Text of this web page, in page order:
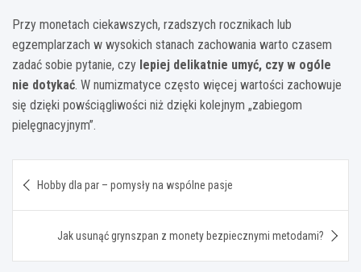
Przy monetach ciekawszych, rzadszych rocznikach lub
egzemplarzach w wysokich stanach zachowania warto czasem
zadać sobie pytanie, czy lepiej delikatnie umyć, czy w ogóle
nie dotykać. W numizmatyce często więcej wartości zachowuje
się dzięki powściągliwości niż dzięki kolejnym „zabiegom
pielęgnacyjnym”.
wpisu
Hobby dla par – pomysły na wspólne pasje
Jak usunąć grynszpan z monety bezpiecznymi metodami?